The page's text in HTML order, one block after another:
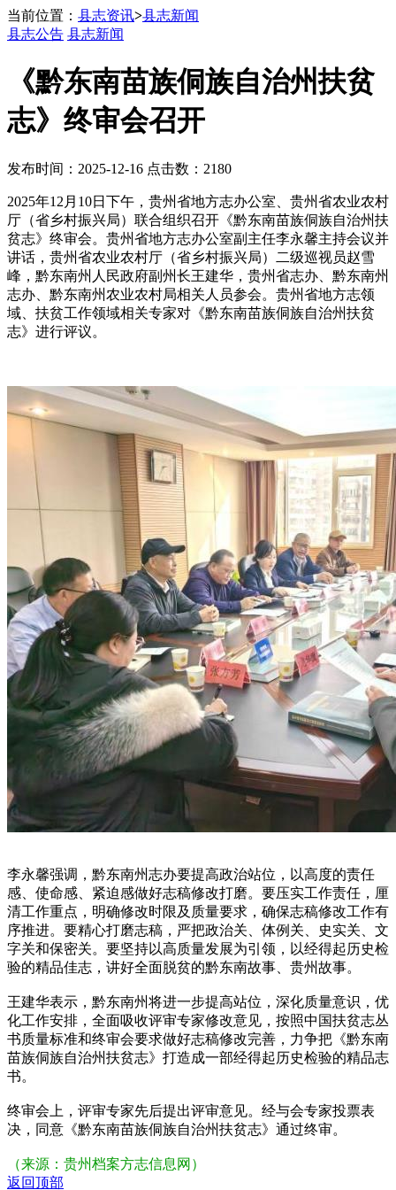
当前位置： 县志资讯>县志新闻
县志公告 县志新闻
《黔东南苗族侗族自治州扶贫
志》终审会召开
发布时间：2025-12-16 点击数：2180
2025年12月10日下午，贵州省地方志办公室、贵州省农业农村
厅（省乡村振兴局）联合组织召开《黔东南苗族侗族自治州扶
贫志》终审会。贵州省地方志办公室副主任李永馨主持会议并
讲话，贵州省农业农村厅（省乡村振兴局）二级巡视员赵雪
峰，黔东南州人民政府副州长王建华，贵州省志办、黔东南州
志办、黔东南州农业农村局相关人员参会。贵州省地方志领
域、扶贫工作领域相关专家对《黔东南苗族侗族自治州扶贫
志》进行评议。
李永馨强调，黔东南州志办要提高政治站位，以高度的责任
感、使命感、紧迫感做好志稿修改打磨。要压实工作责任，厘
清工作重点，明确修改时限及质量要求，确保志稿修改工作有
序推进。要精心打磨志稿，严把政治关、体例关、史实关、文
字关和保密关。要坚持以高质量发展为引领，以经得起历史检
验的精品佳志，讲好全面脱贫的黔东南故事、贵州故事。
王建华表示，黔东南州将进一步提高站位，深化质量意识，优
化工作安排，全面吸收评审专家修改意见，按照中国扶贫志丛
书质量标准和终审会要求做好志稿修改完善，力争把《黔东南
苗族侗族自治州扶贫志》打造成一部经得起历史检验的精品志
书。
终审会上，评审专家先后提出评审意见。经与会专家投票表
决，同意《黔东南苗族侗族自治州扶贫志》通过终审。
（来源：贵州档案方志信息网）
返回顶部